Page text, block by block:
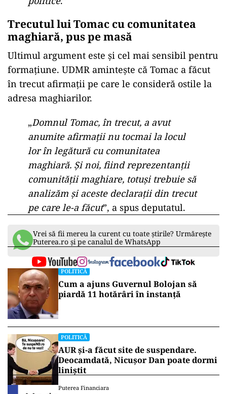
Trecutul lui Tomac cu comunitatea
maghiară, pus pe masă
Ultimul argument este și cel mai sensibil pentru
formațiune. UDMR amintește că Tomac a făcut
în trecut afirmații pe care le consideră ostile la
adresa maghiarilor.
„Domnul Tomac, în trecut, a avut
anumite afirmații nu tocmai la locul
lor în legătură cu comunitatea
maghiară. Și noi, fiind reprezentanții
comunității maghiare, totuși trebuie să
analizăm și aceste declarații din trecut
pe care le-a făcut”, a spus deputatul.
Vrei să fii mereu la curent cu toate știrile? Urmărește
Puterea.ro și pe canalul de WhatsApp
POLITICĂ
Cum a ajuns Guvernul Bolojan să
piardă 11 hotărâri în instanță
POLITICĂ
AUR și-a făcut site de suspendare.
Deocamdată, Nicușor Dan poate dormi
liniștit
Puterea Financiara